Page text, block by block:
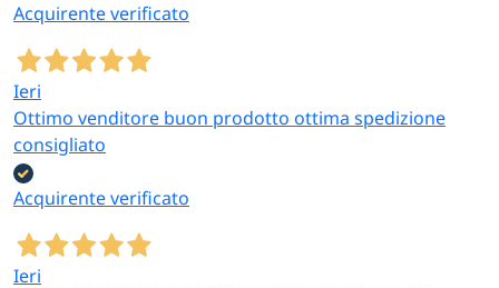
Acquirente verificato
Ieri
Ottimo venditore buon prodotto ottima spedizione
consigliato
Acquirente verificato
Ieri